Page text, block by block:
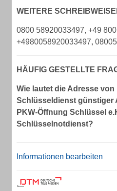
WEITERE
0800 58920033497, +49
+4980058920033497,
HÄUFIG GESTELLTE
Wie lautet die Adresse von
Schlüsseldienst günstiger
PKW-Öffnung Schlüssel
Schlüsselnotdienst?
Informationen bearbeiten